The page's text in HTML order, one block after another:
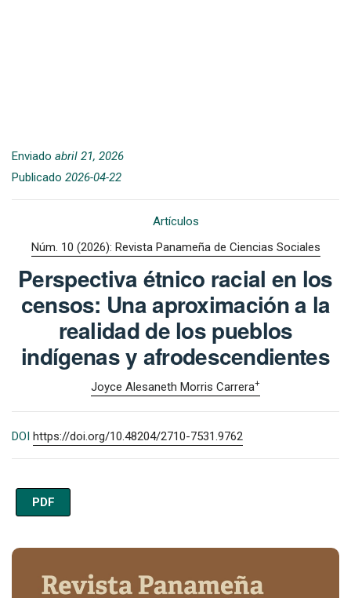
Enviado abril 21, 2026
Publicado 2026-04-22
Artículos
Núm. 10 (2026): Revista Panameña de Ciencias Sociales
Perspectiva étnico racial en los
censos: Una aproximación a la
realidad de los pueblos
indígenas y afrodescendientes
Joyce Alesaneth Morris Carrera+
DOI https://doi.org/10.48204/2710-7531.9762
PDF
Imagen de portada